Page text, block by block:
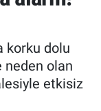
korku dolu
neden olan
etkisiz